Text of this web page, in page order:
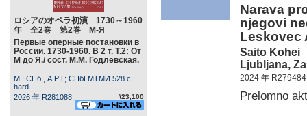
ロシアのオペラ初演 1730～1960
年 全2巻 第2巻 М-Я
Первые оперные постановки в
России. 1730-1960. В 2 т. Т.2: От
М до Я./ сост. М.М. Годлевская.
М.: СПб., А.Р.Т; СПбГМТМИ 528 c.
hard
2026 年 R281088
\23,100
Narava
njegovi
Leskovec
Saito Kohei
Ljubljana,
2024 年 R279484
Prelomno